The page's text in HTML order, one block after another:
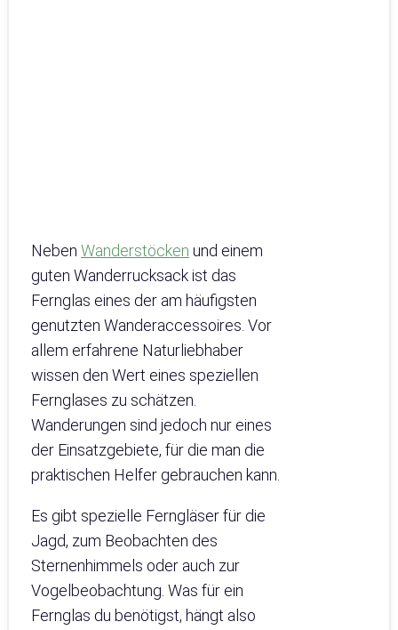
Neben Wanderstöcken und einem
guten Wanderrucksack ist das
Fernglas eines der am häufigsten
genutzten Wanderaccessoires. Vor
allem erfahrene Naturliebhaber
wissen den Wert eines speziellen
Fernglases zu schätzen.
Wanderungen sind jedoch nur eines
der Einsatzgebiete, für die man die
praktischen Helfer gebrauchen kann.
Es gibt spezielle Ferngläser für die
Jagd, zum Beobachten des
Sternenhimmels oder auch zur
Vogelbeobachtung. Was für ein
Fernglas du benötigst, hängt also